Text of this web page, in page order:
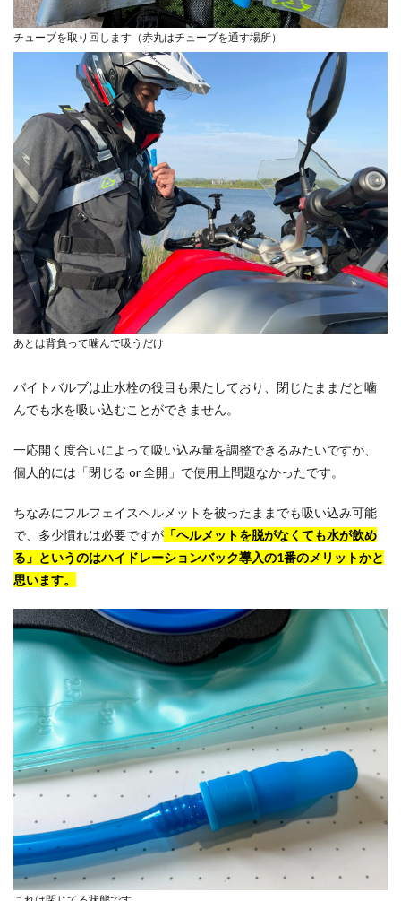
チューブを取り回します（赤丸はチューブを通す場所）
あとは背負って噛んで吸うだけ
バイトバルブは止水栓の役目も果たしており、閉じたままだと噛
んでも水を吸い込むことができません。
一応開く度合いによって吸い込み量を調整できるみたいですが、
個人的には「閉じる or 全開」で使用上問題なかったです。
ちなみにフルフェイスヘルメットを被ったままでも吸い込み可能
で、多少慣れは必要ですが 「ヘルメットを脱がなくても水が飲め
る」というのはハイドレーションバック導入の1番のメリットかと
思います。